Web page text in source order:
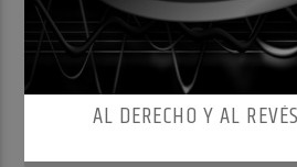
AL DERECHO Y AL